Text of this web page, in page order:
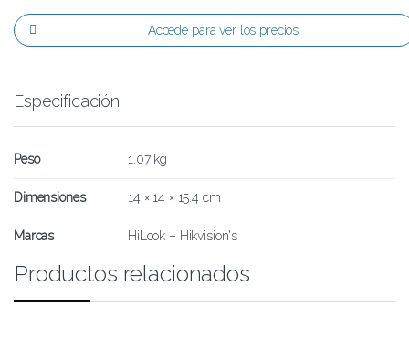
Accede para ver los precios
Especificación
Peso 1.07 kg
Dimensiones 14 × 14 × 15.4 cm
Marcas HiLook – Hikvision's
Productos relacionados